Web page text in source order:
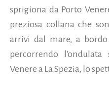
sprigiona da Porto
preziosa collana che
arrivi dal mare, a
percorrendo l'ondulata
Venere a La Spezia, lo